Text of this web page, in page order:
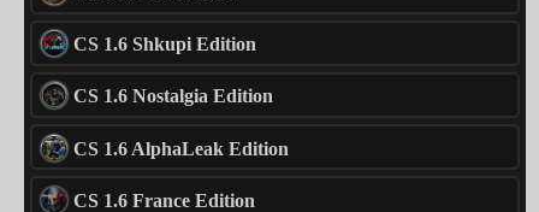
CS 1.6 Shkupi Edition
CS 1.6 Nostalgia Edition
CS 1.6 AlphaLeak Edition
CS 1.6 France Edition